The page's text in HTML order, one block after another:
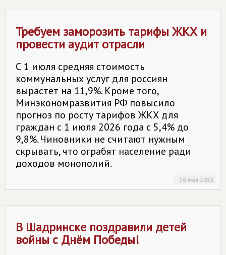
Требуем заморозить тарифы ЖКХ и
провести аудит отрасли
С 1 июля средняя стоимость
коммунальных услуг для россиян
вырастет на 11,9%. Кроме того,
Минэкономразвития РФ повысило
прогноз по росту тарифов ЖКХ для
граждан с 1 июля 2026 года с 5,4% до
9,8%. Чиновники не считают нужным
скрывать, что ограбят население ради
доходов монополий.
16 мая 2025
В Шадринске поздравили детей
войны с Днём Победы!